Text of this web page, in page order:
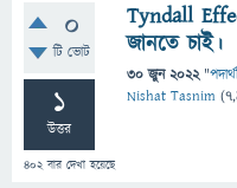
0
টি ভোট
1
উত্তর
402বার দেখা হয়েছে
Tyndall
জানতে চাই।
30 জুন 2022 "
Nishat Tasnim (